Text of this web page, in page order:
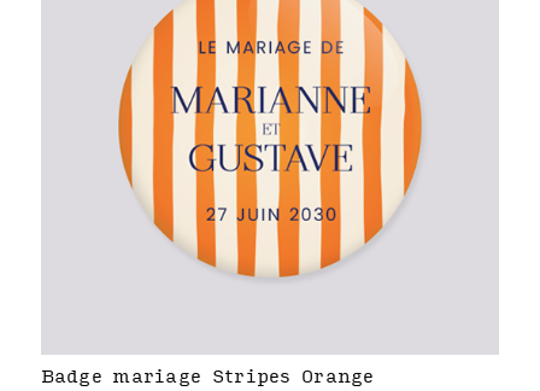
Badge mariage Stripes Orange